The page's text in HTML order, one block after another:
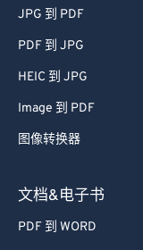
JPG 到 PDF
PDF 到 JPG
HEIC 到 JPG
Image 到 PDF
图像转换器
文档&电子书
PDF 到 WORD